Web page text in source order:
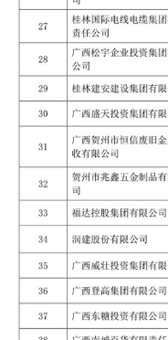
页
云
糖
网